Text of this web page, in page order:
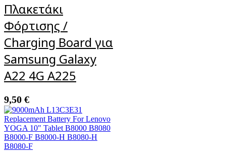
Πλακετάκι
Φόρτισης /
Charging Board για
Samsung Galaxy
A22 4G A225
9,50 €